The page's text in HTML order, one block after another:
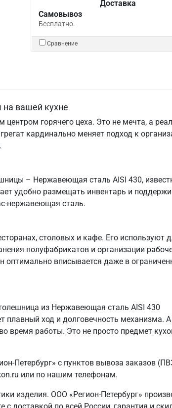
Доставка
Самовывоз
Бесплатно.
Сравнение
вашей кухне
центром горячего цеха. Это не мечта, а
кардинально меняет подход к
– Нержавеющая сталь AISI 430,
удобно размещать инвентарь и
нержавеющая сталь.
столовых и кафе. Его используют
полуфабрикатов и организации
вписывается даже в
из Нержавеющая сталь AISI 430
ход и долговечность механизма. А
время работы. Это не просто предмет
Петербург» с пунктов вывоза заказов
или по нашим телефонам.
изделия. ООО «Регион-Петербург»